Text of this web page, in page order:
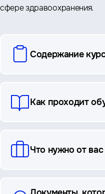
сфере здравоохранения.
вопросы
Содержание
Как проходит
Что нужно от